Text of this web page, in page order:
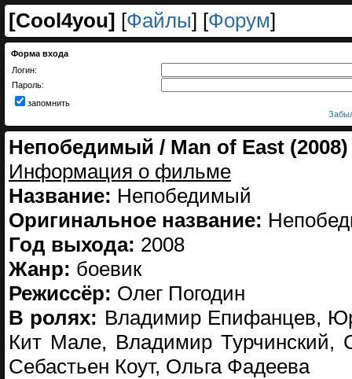
[Cool4you] [Файлы] [Форум]
Форма входа
Логин:
Пароль:
запомнить
Непобедимый / Man of East (2008)
Информация о фильме
Название: Непобедимый
Оригинальное название:
Год выхода: 2008
Жанр: боевик
Режиссёр: Олег Погодин
В ролях: Владимир Епифанцев,
Кит Мале, Владимир Турчинский,
Себастьен Коут, Ольга Фадеева